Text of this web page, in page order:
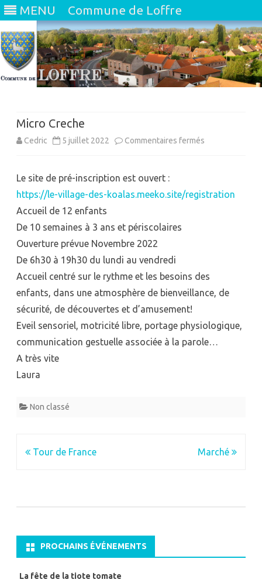
MENU Commune de Loffre
Micro Creche
Cedric 5 juillet 2022 Commentaires fermés
Le site de pré-inscription est ouvert :
https://le-village-des-koalas.meeko.site/registration
Accueil de 12 enfants
De 10 semaines à 3 ans et périscolaires
Ouverture prévue Novembre 2022
De 6h30 à 19h30 du lundi au vendredi
Accueil centré sur le rythme et les besoins des
enfants, dans une atmosphère de bienveillance, de
sécurité, de découvertes et d’amusement!
Eveil sensoriel, motricité libre, portage physiologique,
communication gestuelle associée à la parole…
A très vite
Laura
Non classé
Navigation
Tour de France Marché
PROCHAINS ÉVÉNEMENTS
La fête de la tiote tomate